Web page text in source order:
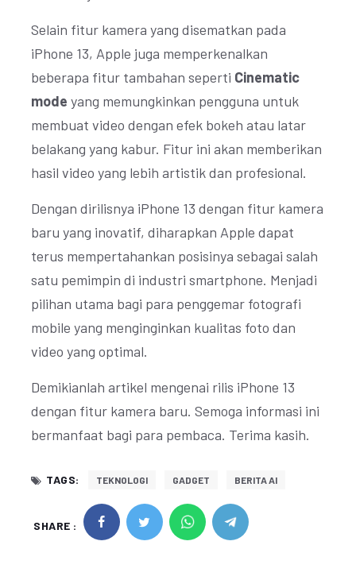
Selain fitur kamera yang disematkan pada
iPhone 13, Apple juga memperkenalkan
beberapa fitur tambahan seperti Cinematic
mode yang memungkinkan pengguna untuk
membuat video dengan efek bokeh atau latar
belakang yang kabur. Fitur ini akan memberikan
hasil video yang lebih artistik dan profesional.
Dengan dirilisnya iPhone 13 dengan fitur kamera
baru yang inovatif, diharapkan Apple dapat
terus mempertahankan posisinya sebagai salah
satu pemimpin di industri smartphone. Menjadi
pilihan utama bagi para penggemar fotografi
mobile yang menginginkan kualitas foto dan
video yang optimal.
Demikianlah artikel mengenai rilis iPhone 13
dengan fitur kamera baru. Semoga informasi ini
bermanfaat bagi para pembaca. Terima kasih.
TAGS: TEKNOLOGI GADGET BERITA AI
SHARE :